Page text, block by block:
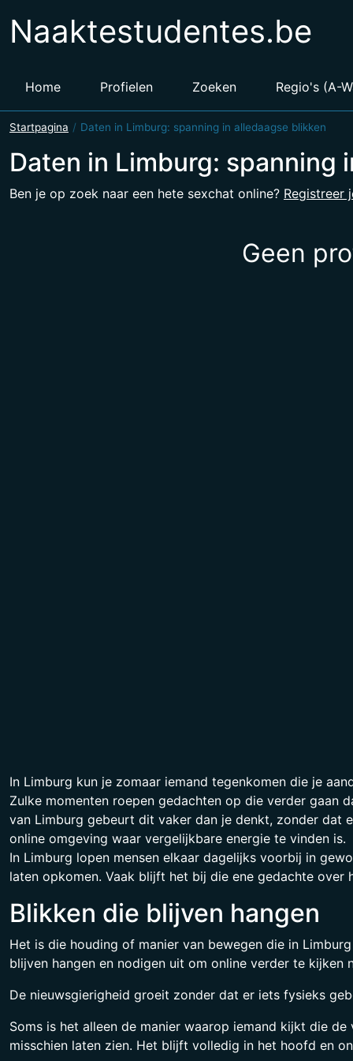
Naaktestudentes.be
Home Profielen Zoeken Regio's (A-
Startpagina Daten in Limburg: spanning in alledaagse blikken
Daten in Limburg: spanning
Ben je op zoek naar een hete sexchat online? Registreer
Geen
In Limburg kun je zomaar iemand tegenkomen die je
Zulke momenten roepen gedachten op die verder gaan
van Limburg gebeurt dit vaker dan je denkt, zonder dat
online omgeving waar vergelijkbare energie te vinden is.
In Limburg lopen mensen elkaar dagelijks voorbij in
laten opkomen. Vaak blijft het bij die ene gedachte
Blikken die blijven hangen
Het is die houding of manier van bewegen die in
blijven hangen en nodigen uit om online verder te kijken
De nieuwsgierigheid groeit zonder dat er iets fysieks
Soms is het alleen de manier waarop iemand kijkt die
misschien laten zien. Het blijft volledig in het hoofd en